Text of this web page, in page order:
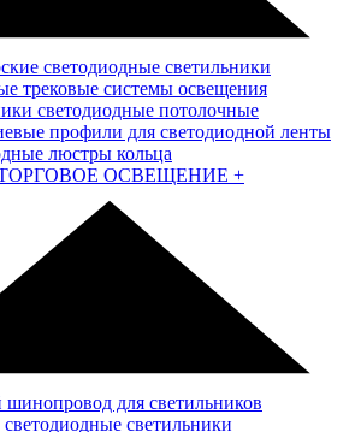
светодиодные светильники
трековые системы освещения
светодиодные потолочные
профили для светодиодной ленты
люстры кольца
ОСВЕЩЕНИЕ +
шинопровод для светильников
светильники